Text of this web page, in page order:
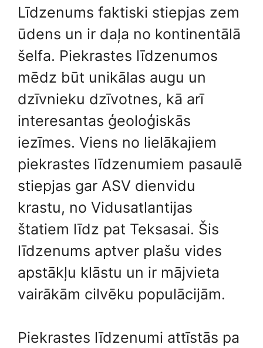
Līdzenums faktiski stiepjas zem
ūdens un ir daļa no kontinentālā
šelfa. Piekrastes līdzenumos
mēdz būt unikālas augu un
dzīvnieku dzīvotnes, kā arī
interesantas ģeoloģiskās
iezīmes. Viens no lielākajiem
piekrastes līdzenumiem pasaulē
stiepjas gar ASV dienvidu
krastu, no Vidusatlantijas
štatiem līdz pat Teksasai. Šis
līdzenums aptver plašu vides
apstākļu klāstu un ir mājvieta
vairākām cilvēku populācijām.
Piekrastes līdzenumi attīstās pa